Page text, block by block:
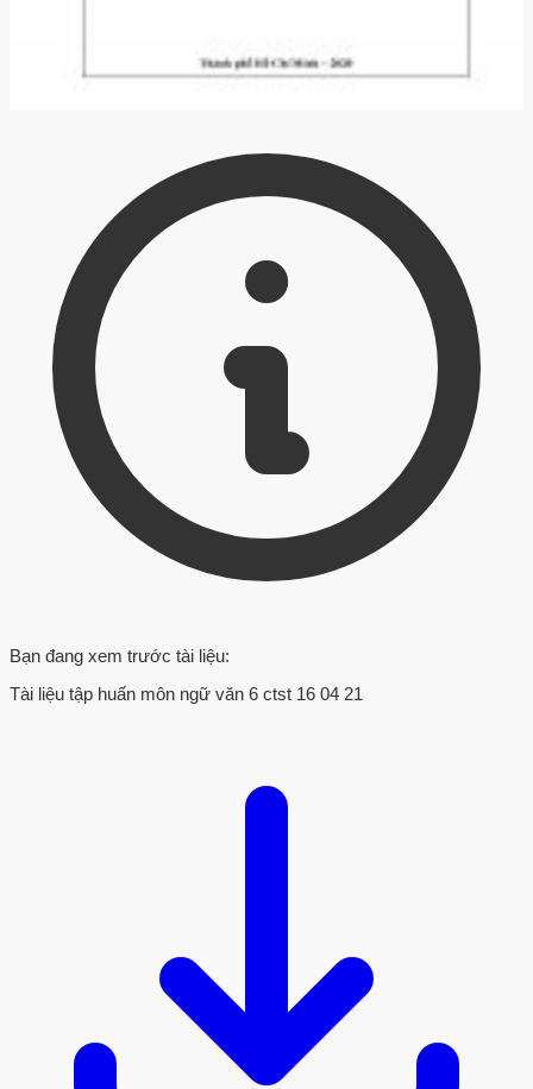
Bạn đang xem trước tài liệu:
Tài liệu tập huấn môn ngữ văn 6 ctst 16 04 21